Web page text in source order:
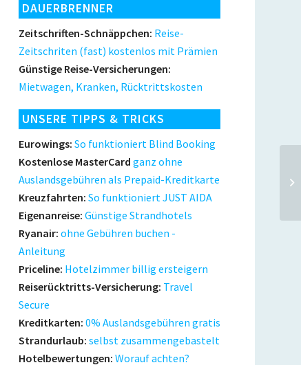
DAUERBRENNER
Zeitschriften-Schnäppchen: Reise-
Zeitschriten (fast) kostenlos mit Prämien
Günstige Reise-Versicherungen:
Mietwagen, Kranken, Rücktrittskosten
UNSERE TIPPS & TRICKS
Eurowings: So funktioniert Blind Booking
Kostenlose MasterCard ganz ohne
Auslandsgebühren als Prepaid-Kreditkarte
Kreuzfahrten: So funktioniert JUST AIDA
Eigenanreise: Günstige Strandhotels
Ryanair: ohne Gebühren buchen -
Anleitung
Priceline: Hotelzimmer billig ersteigern
Reiserücktritts-Versicherung: Travel
Secure
Kreditkarten: 0% Auslandsgebühren gratis
Strandurlaub: selbst zusammengebastelt
Hotelbewertungen: Worauf achten?